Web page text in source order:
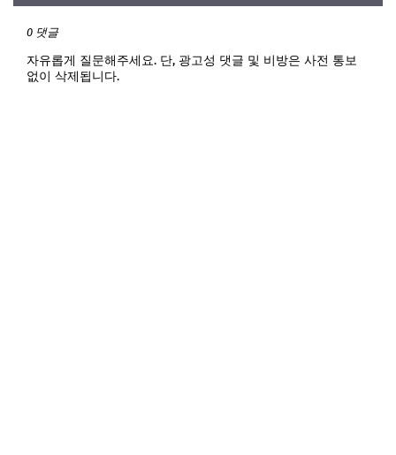
0 댓글
자유롭게 질문해주세요. 단, 광고성 댓글 및 비방은 사전 통보
없이 삭제됩니다.